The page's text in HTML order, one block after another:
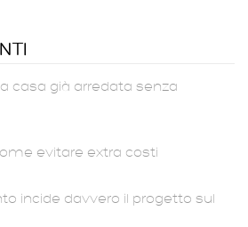
casa già arredata senza
evitare extra costi
incide davvero il progetto sul